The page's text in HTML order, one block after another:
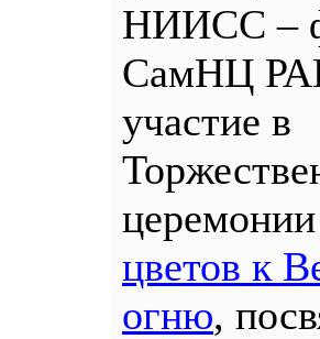
НИИСС –
СамНЦ
участие в
цветов к
огню,